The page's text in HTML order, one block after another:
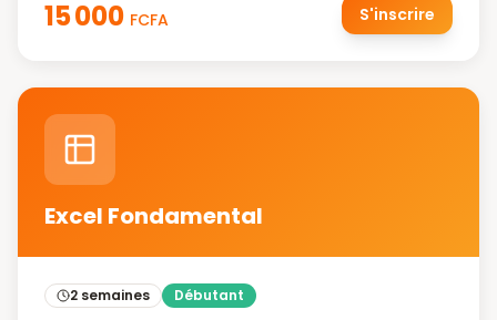
15 000 FCFA S'inscrire
Excel Fondamental
2 semaines Débutant